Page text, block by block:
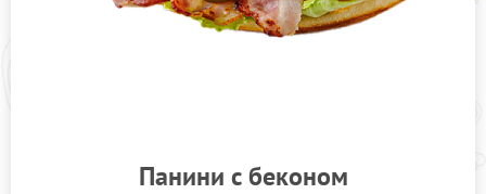
Панини с беконом